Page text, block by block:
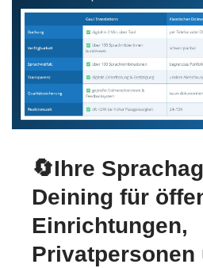
🔄Ihre
Deining für
Einrichtungen,
Privatpersonen